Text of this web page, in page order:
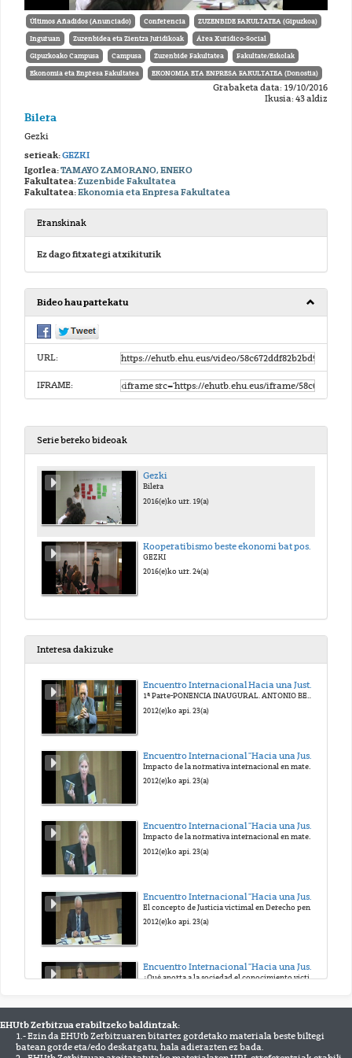
Últimos Añadidos (Anunciado) Conferencia ZUZENBIDE FAKULTATEA (Gipuzkoa)
Inguruan Zuzenbidea eta Zientza Juridikoak Área Xurídico-Social
Gipuzkoako Campusa Campusa Zuzenbide Fakultatea Fakultate/Eskolak
Ekonomia eta Enpresa Fakultatea EKONOMIA ETA ENPRESA FAKULTATEA (Donostia)
Grabaketa data: 19/10/2016
Ikusia: 43 aldiz
Bilera
Gezki
serieak:GEZKI
Igorlea:TAMAYO ZAMORANO, ENEKO
Fakultatea:Zuzenbide Fakultatea
Fakultatea:Ekonomia eta Enpresa Fakultatea
Eranskinak
Ez dago fitxategi atxikiturik
Bideo hau partekatu
URL:
IFRAME:
Serie bereko bideoak
Gezki
Bilera
2016(e)ko urr. 19(a)
GEZKI
2016(e)ko urr. 24(a)
Interesa dakizuke
Encuentro Internacional Hacia una Justicia Victimal. Homenaje al Prof. Antonio Beristain
1ª Parte-PONENCIA INAUGURAL. ANTONIO BERISTAIN. UN VIVO RECUERDO.
2012(e)ko api. 23(a)
Impacto de la normativa internacional en materia de víctimas de delitos graves, especialmente de terrorismo y de abuso de poder
2012(e)ko api. 23(a)
Encuentro Internacional "Hacia una Justicia victimal". Homenaje al Prof. Antonio Beristain
Impacto de la normativa internacional en materia de víctimas de delitos graves, especialmente de terrorismo y de abuso de poder
2012(e)ko api. 23(a)
El concepto de Justicia victimal en Derecho penal: Contribuciones y retos
2012(e)ko api. 23(a)
Encuentro Internacional "Hacia una Justicia victimal"
¿Qué aporta a la sociedad el conocimiento victimológico?. ¿Y la sociedad al conocimiento victimológico?.
Encuentro Internacional "Hacia una Justicia victimal". Homenaje al Prof. Antonio Beristain
EHUtb Zerbitzua erabiltzeko baldintzak:
1.- Ezin da EHUtb Zerbitzuaren bitartez gordetako materiala beste biltegi
batean gorde eta/edo deskargatu, hala adierazten ez bada.